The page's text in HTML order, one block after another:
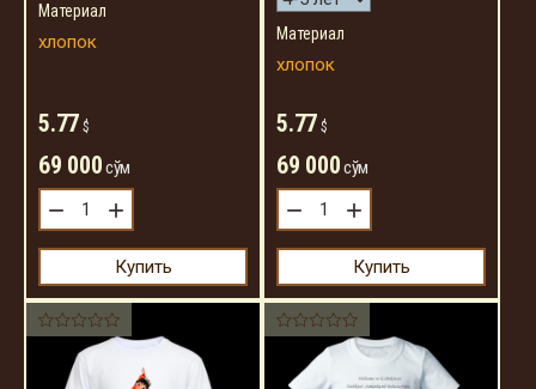
Материал
хлопок
5.77 $
69 000сўм
− +
Купить
Материал
хлопок
5.77 $
69 000сўм
− +
Купить